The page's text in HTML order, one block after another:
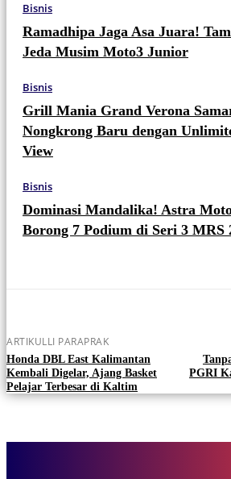
Bisnis
Ramadhipa Jaga Asa Juara!
Jeda Musim Moto3 Junior
Bisnis
Grill Mania Grand Verona
Nongkrong Baru dengan
View
Bisnis
Dominasi Mandalika! Astra
Borong 7 Podium di Seri 3 MRS
ARTIKULLI PARAPRAK
Honda DBL East Kalimantan
Kembali Digelar, Ajang Basket
Pelajar Terbesar di Kaltim
PGRI